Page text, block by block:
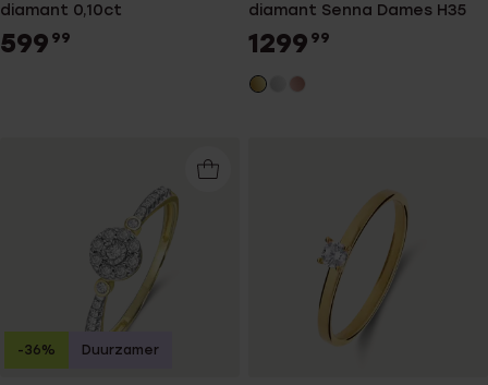
diamant 0,10ct
599 99
diamant Senna Dames H35
1299 99
-36% Duurzamer